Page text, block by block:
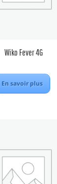
Wiko Fever 4G
En savoir plus